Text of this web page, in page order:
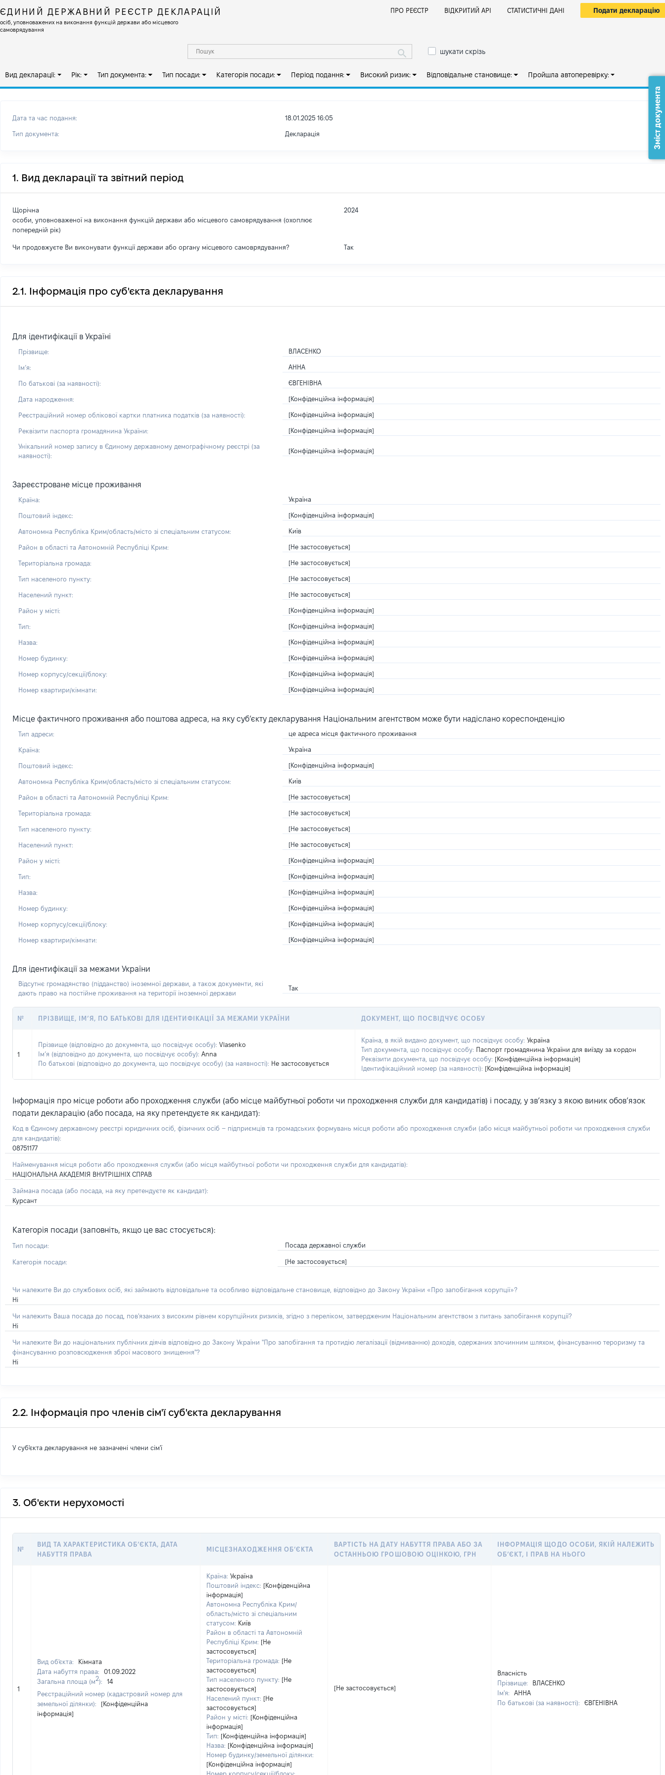
ЄДИНИЙ ДЕРЖАВНИЙ РЕЄСТР ДЕКЛАРАЦІЙ
осіб, уповноважених на виконання функцій держави або місцевого
самоврядування
ПРО РЕЄСТР ВІДКРИТИЙ АРІ СТАТИСТИЧНІ ДАНІ Подати декларацію
шукати скрізь
Вид декларації: Рік: Тип документа: Тип посади: Категорія посади: Період подання: Високий ризик: Відповідальне становище: Пройшла автоперевірку:
Дата та час подання: 18.01.2025 16:05
Тип документа: Декларація
1. Вид декларації та звітний період
Щорічна
особи, уповноваженої на виконання функцій держави або місцевого самоврядування (охоплює
попередній рік)
2024
Чи продовжуєте Ви виконувати функції держави або органу місцевого самоврядування? Так
2.1. Інформація про суб'єкта декларування
Для ідентифікації в Україні
Прізвище: ВЛАСЕНКО
Імʼя: АННА
По батькові (за наявності): ЄВГЕНІВНА
Дата народження: [Конфіденційна інформація]
Реєстраційний номер облікової картки платника податків (за наявності): [Конфіденційна інформація]
Реквізити паспорта громадянина України: [Конфіденційна інформація]
Унікальний номер запису в Єдиному державному демографічному реєстрі (за
наявності):
[Конфіденційна інформація]
Зареєстроване місце проживання
Країна: Україна
Поштовий індекс: [Конфіденційна інформація]
Автономна Республіка Крим/область/місто зі спеціальним статусом: Київ
Район в області та Автономній Республіці Крим: [Не застосовується]
Територіальна громада: [Не застосовується]
Тип населеного пункту: [Не застосовується]
Населений пункт: [Не застосовується]
Район у місті: [Конфіденційна інформація]
Тип: [Конфіденційна інформація]
Назва: [Конфіденційна інформація]
Номер будинку: [Конфіденційна інформація]
Номер корпусу/секції/блоку: [Конфіденційна інформація]
Номер квартири/кімнати: [Конфіденційна інформація]
Місце фактичного проживання або поштова адреса, на яку суб’єкту декларування Національним агентством може бути надіслано кореспонденцію
Тип адреси: це адреса місця фактичного проживання
Країна: Україна
Поштовий індекс: [Конфіденційна інформація]
Автономна Республіка Крим/область/місто зі спеціальним статусом: Київ
Район в області та Автономній Республіці Крим: [Не застосовується]
Територіальна громада: [Не застосовується]
Тип населеного пункту: [Не застосовується]
Населений пункт: [Не застосовується]
Район у місті: [Конфіденційна інформація]
Тип: [Конфіденційна інформація]
Назва: [Конфіденційна інформація]
Номер будинку: [Конфіденційна інформація]
Номер корпусу/секції/блоку: [Конфіденційна інформація]
Номер квартири/кімнати: [Конфіденційна інформація]
Для ідентифікації за межами України
Відсутнє громадянство (підданство) іноземної держави, а також документи, які
дають право на постійне проживання на території іноземної держави
Так
№ ПРІЗВИЩЕ, ІМ’Я, ПО БАТЬКОВІ ДЛЯ ІДЕНТИФІКАЦІЇ ЗА МЕЖАМИ УКРАЇНИ ДОКУМЕНТ, ЩО ПОСВІДЧУЄ ОСОБУ
1
Прізвище (відповідно до документа, що посвідчує особу): Vlasenko
Ім’я (відповідно до документа, що посвідчує особу): Anna
По батькові (відповідно до документа, що посвідчує особу) (за наявності): Не застосовується
Країна, в якій видано документ, що посвідчує особу: Україна
Тип документа, що посвідчує особу: Паспорт громадянина України для виїзду за кордон
Реквізити документа, що посвідчує особу: [Конфіденційна інформація]
Ідентифікаційний номер (за наявності): [Конфіденційна інформація]
Інформація про місце роботи або проходження служби (або місце майбутньої роботи чи проходження служби для кандидатів) і посаду, у зв’язку з якою виник обов’язок
подати декларацію (або посада, на яку претендуєте як кандидат):
Код в Єдиному державному реєстрі юридичних осіб, фізичних осіб – підприємців та громадських формувань місця роботи або проходження служби (або місця майбутньої роботи чи проходження служби
для кандидатів):
08751177
Найменування місця роботи або проходження служби (або місця майбутньої роботи чи проходження служби для кандидатів):
НАЦІОНАЛЬНА АКАДЕМІЯ ВНУТРІШНІХ СПРАВ
Займана посада (або посада, на яку претендуєте як кандидат):
Курсант
Категорія посади (заповніть, якщо це вас стосується):
Тип посади: Посада державної служби
Категорія посади: [Не застосовується]
Чи належите Ви до службових осіб, які займають відповідальне та особливо відповідальне становище, відповідно до Закону України «Про запобігання корупції»?
Ні
Чи належить Ваша посада до посад, пов'язаних з високим рівнем корупційних ризиків, згідно з переліком, затвердженим Національним агентством з питань запобігання корупції?
Ні
Чи належите Ви до національних публічних діячів відповідно до Закону України "Про запобігання та протидію легалізації (відмиванню) доходів, одержаних злочинним шляхом, фінансуванню тероризму та
фінансуванню розповсюдження зброї масового знищення"?
Ні
2.2. Інформація про членів сім'ї суб'єкта декларування
У суб'єкта декларування не зазначені члени сім'ї
3. Об'єкти нерухомості
№
ВИД ТА ХАРАКТЕРИСТИКА ОБʼЄКТА, ДАТА
НАБУТТЯ ПРАВА
МІСЦЕЗНАХОДЖЕННЯ ОБʼЄКТА
ВАРТІСТЬ НА ДАТУ НАБУТТЯ ПРАВА АБО ЗА
ОСТАННЬОЮ ГРОШОВОЮ ОЦІНКОЮ, ГРН
ІНФОРМАЦІЯ ЩОДО ОСОБИ, ЯКІЙ НАЛЕЖИТЬ
ОБ’ЄКТ, І ПРАВ НА НЬОГО
1
Вид об'єкта:
Кімната
Дата набуття права:
01.09.2022
Загальна площа (м2):
14
Реєстраційний номер (кадастровий номер для
земельної ділянки):
[Конфіденційна
інформація]
Країна: Україна
Поштовий індекс: [Конфіденційна
інформація]
Автономна Республіка Крим/
область/місто зі спеціальним
статусом: Київ
Район в області та Автономній
Республіці Крим: [Не
застосовується]
Територіальна громада: [Не
застосовується]
Тип населеного пункту: [Не
застосовується]
Населений пункт: [Не
застосовується]
Район у місті: [Конфіденційна
інформація]
Тип: [Конфіденційна інформація]
Назва: [Конфіденційна інформація]
Номер будинку/земельної ділянки:
[Конфіденційна інформація]
Номер корпусу/секції/блоку:
[Не застосовується]
Власність
Прізвище:
ВЛАСЕНКО
Ім'я:
АННА
По батькові (за наявності):
ЄВГЕНІВНА
Зміст документа